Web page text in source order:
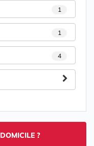
1
1
4
?